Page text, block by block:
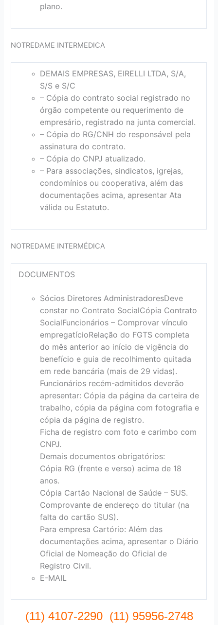
plano.
NOTREDAME INTERMEDICA
DEMAIS EMPRESAS, EIRELLI LTDA, S/A,
S/S e S/C
– Cópia do contrato social registrado no
órgão competente ou requerimento de
empresário, registrado na junta comercial.
– Cópia do RG/CNH do responsável pela
assinatura do contrato.
– Cópia do CNPJ atualizado.
– Para associações, sindicatos, igrejas,
condomínios ou cooperativa, além das
documentações acima, apresentar Ata
válida ou Estatuto.
NOTREDAME INTERMÉDICA
DOCUMENTOS
Sócios Diretores AdministradoresDeve
constar no Contrato SocialCópia Contrato
SocialFuncionários – Comprovar vínculo
empregatícioRelação do FGTS completa
do mês anterior ao início de vigência do
benefício e guia de recolhimento quitada
em rede bancária (mais de 29 vidas).
Funcionários recém-admitidos deverão
apresentar: Cópia da página da carteira de
trabalho, cópia da página com fotografia e
cópia da página de registro.
Ficha de registro com foto e carimbo com
CNPJ.
Demais documentos obrigatórios:
Cópia RG (frente e verso) acima de 18
anos.
Cópia Cartão Nacional de Saúde – SUS.
Comprovante de endereço do titular (na
falta do cartão SUS).
Para empresa Cartório: Além das
documentações acima, apresentar o Diário
Oficial de Nomeação do Oficial de
Registro Civil.
E-MAIL
(11) 4107-2290 (11) 95956-2748